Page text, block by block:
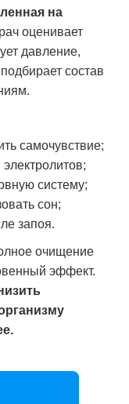
на
оценивает
давление,
состав
самочувствие;
систему;
сон;
запоя.
очищение
эффект.